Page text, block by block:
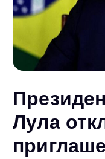
Лула